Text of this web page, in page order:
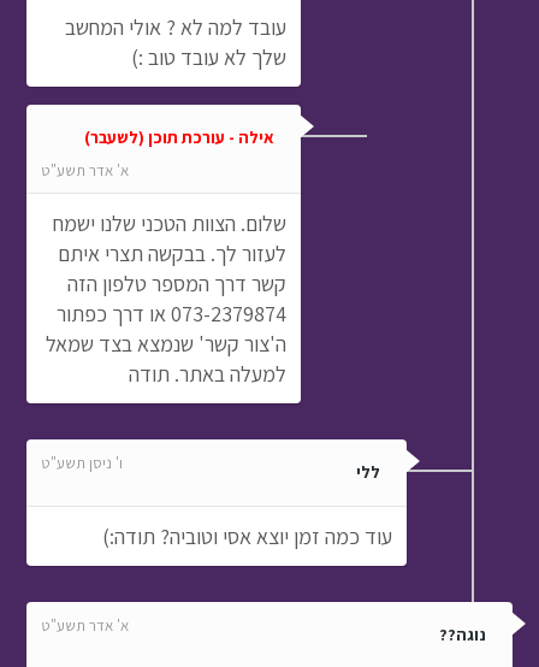
עובד למה לא ? אולי המחשב
שלך לא עובד טוב :)
אילה - עורכת תוכן (לשעבר)
א' אדר תשע"ט
שלום. הצוות הטכני שלנו ישמח
לעזור לך. בבקשה תצרי איתם
קשר דרך המספר טלפון הזה
073-2379874 או דרך כפתור
ה'צור קשר' שנמצא בצד שמאל
למעלה באתר. תודה
ללי ו' ניסן תשע"ט
עוד כמה זמן יוצא אסי וטוביה? תודה:)
נוגה?? א' אדר תשע"ט